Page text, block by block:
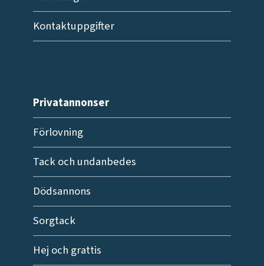
Kontaktuppgifter
Privatannonser
Förlovning
Tack och undanbedes
Dödsannons
Sorgtack
Hej och grattis